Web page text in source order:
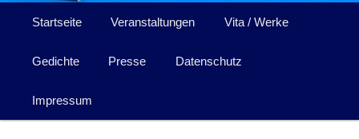
Startseite Veranstaltungen Vita / Werke
Gedichte Presse Datenschutz
Impressum